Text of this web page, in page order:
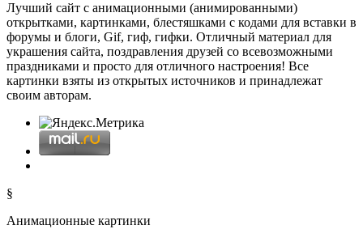
Лучший сайт с анимационными (анимированными)
открытками, картинками, блестяшками с кодами для вставки в
форумы и блоги, Gif, гиф, гифки. Отличный материал для
украшения сайта, поздравления друзей со всевозможными
праздниками и просто для отличного настроения! Все
картинки взяты из открытых источников и принадлежат
своим авторам.
§
Анимационные картинки